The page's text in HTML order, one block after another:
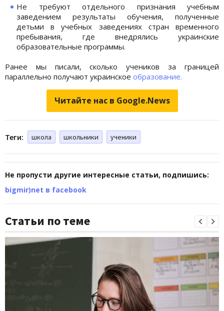
Не требуют отдельного признания учебным
заведением результаты обучения, полученные
детьми в учебных заведениях стран временного
пребывания, где внедрялись украинские
образовательные программы.
Ранее мы писали, сколько учеников за границей
параллельно получают украинское образование.
Читайте нас в Google.News
Теги: школа школьники ученики
Не пропусти другие интересные статьи, подпишись:
bigmir)net в facebook
Статьи по теме